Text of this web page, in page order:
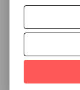
příběh
211 Kč 325 Kč